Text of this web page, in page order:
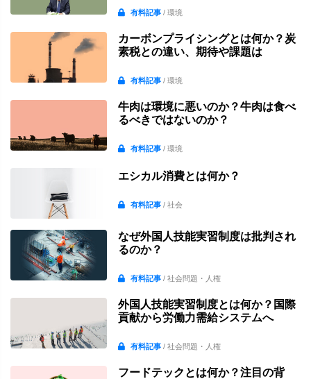
有料記事/ 環境
カーボンプライシングとは何か？炭
素税との違い、期待や課題は
有料記事/ 環境
牛肉は環境に悪いのか？牛肉は食べ
るべきではないのか？
有料記事/ 環境
エシカル消費とは何か？
有料記事/ 社会
なぜ外国人技能実習制度は批判され
るのか？
有料記事/ 社会問題・人権
外国人技能実習制度とは何か？国際
貢献から労働力需給システムへ
有料記事/ 社会問題・人権
フードテックとは何か？注目の背